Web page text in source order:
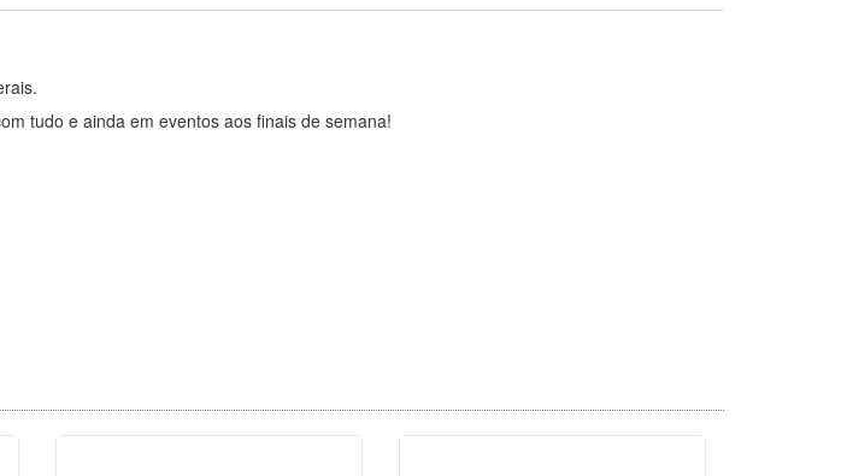
tudo e ainda em eventos aos finais de semana!